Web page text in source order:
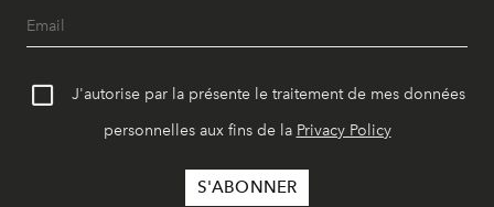
J'autorise par la présente le traitement de mes données
personnelles aux fins de la Privacy Policy